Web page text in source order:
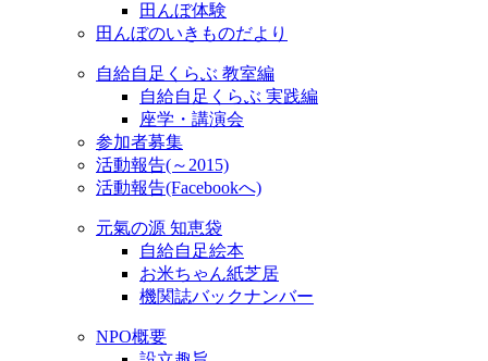
田んぼ体験
田んぼのいきものだより
自給自足くらぶ 教室編
自給自足くらぶ 実践編
座学・講演会
参加者募集
活動報告(～2015)
活動報告(Facebookへ)
元氣の源 知恵袋
自給自足絵本
お米ちゃん紙芝居
機関誌バックナンバー
NPO概要